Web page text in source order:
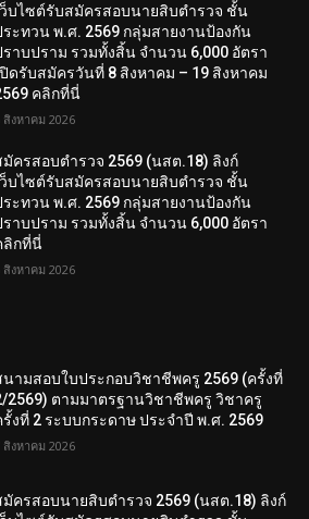
ว็บไซต์รับสมัครสอบนายสิบตำรวจ ชั้น
ระทวน พ.ศ. 2569 กลุ่มสายงานป้องกัน
ราบปราม รวมทั้งสิ้น จำนวน 6,000 อัตรา
ปิดรับสมัครวันที่ 8 สิงหาคม – 19 สิงหาคม
คลิกที่นี่
สิงหาคม 2026
มัครสอบตํารวจ 2569 (นสต.18) ลิงก์
ว็บไซต์รับสมัครสอบนายสิบตำรวจ ชั้น
ระทวน พ.ศ. 2569 กลุ่มสายงานป้องกัน
ราบปราม รวมทั้งสิ้น จำนวน 6,000 อัตรา
ลิกที่นี่
สิงหาคม 2026
นามสอบใบประกอบวิชาชีพครู 2569 (ครั้งที่
2569) ตามมาตรฐานวิชาชีพครู วิชาครู
รั้งที่ 2 ระบบกระดาษ ประจำปี พ.ศ. 2569
สิงหาคม 2026
มัครสอบนายสิบตำรวจ 2569 (นสต.18) ลิงก์